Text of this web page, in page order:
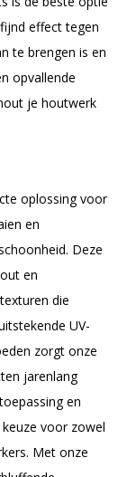
effect tegen
te brengen is en
opvallende
je houtwerk
oplossing voor
en
Deze
en
die
UV-
zorgt onze
jarenlang
en
voor zowel
Met onze